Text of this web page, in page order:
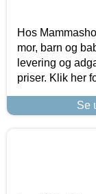
Hos
mor, barn og
levering og
priser. Klik her
Se